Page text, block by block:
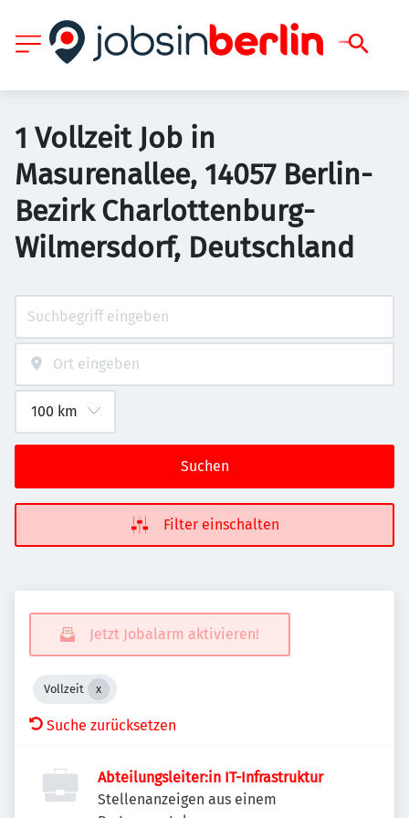
1 Vollzeit Job in
Masurenallee, 14057 Berlin-
Bezirk Charlottenburg-
Wilmersdorf, Deutschland
Suchen
Filter einschalten
Jetzt Jobalarm aktivieren!
Vollzeit
Suche zurücksetzen
Abteilungsleiter:in IT-Infrastruktur
Stellenanzeigen aus einem